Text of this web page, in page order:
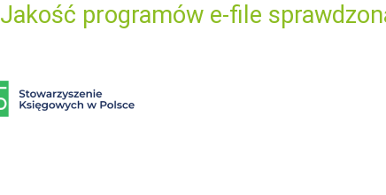
Jakość programów e-file